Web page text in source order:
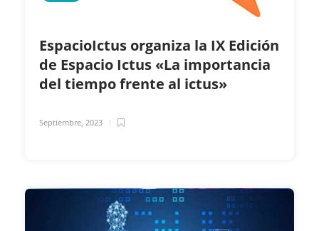
EspacioIctus organiza la IX Edición
de Espacio Ictus «La importancia
del tiempo frente al ictus»
Septiembre, 2023